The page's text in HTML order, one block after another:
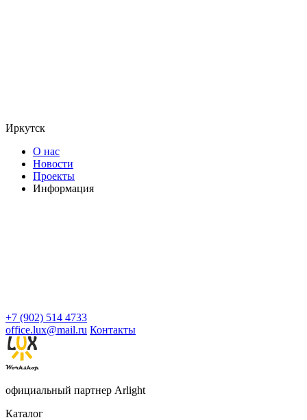
Иркутск
О нас
Новости
Проекты
Информация
+7 (902) 514 4733
office.lux@mail.ru Контакты
официальный партнер Arlight
Каталог